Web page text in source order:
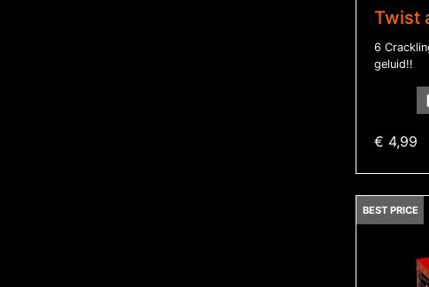
Twist
6
geluid!!
€ 4,99
BEST PRICE